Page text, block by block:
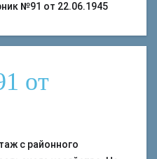
№91 от 22.06.1945
от
с районного